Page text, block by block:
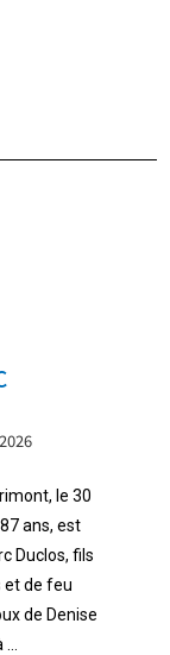
le 30
ans, est
Duclos, fils
et de feu
de Denise